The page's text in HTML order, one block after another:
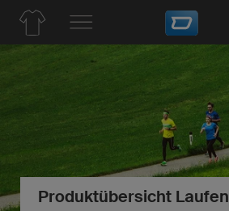
Produktübersicht Laufen